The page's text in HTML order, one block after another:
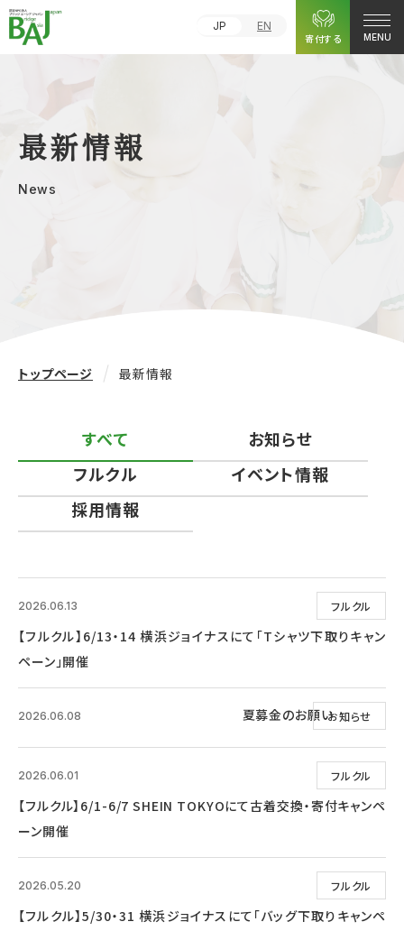
JP
EN
寄付する
MENU
最新情報
News
トップページ 最新情報
すべて
お知らせ
フルクル
イベント情報
採用情報
フルクル
2026.06.13
【フルクル】6/13・14 横浜ジョイナスにて「Tシャツ下取りキャン
ペーン」開催
お知らせ
2026.06.08 夏募金のお願い
フルクル
2026.06.01
【フルクル】6/1-6/7 SHEIN TOKYOにて古着交換・寄付キャンペ
ーン開催
フルクル
2026.05.20
【フルクル】5/30・31 横浜ジョイナスにて「バッグ下取りキャンペ